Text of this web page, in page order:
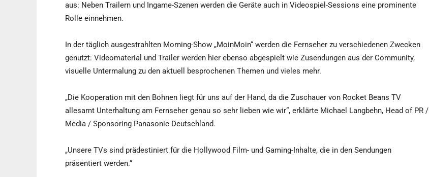
aus: Neben Trailern und Ingame-Szenen werden die Geräte auch in Videospiel-Sessions eine prominente
Rolle einnehmen.
In der täglich ausgestrahlten Morning-Show „MoinMoin“ werden die Fernseher zu verschiedenen Zwecken
genutzt: Videomaterial und Trailer werden hier ebenso abgespielt wie Zusendungen aus der Community,
visuelle Untermalung zu den aktuell besprochenen Themen und vieles mehr.
„Die Kooperation mit den Bohnen liegt für uns auf der Hand, da die Zuschauer von Rocket Beans TV
allesamt Unterhaltung am Fernseher genau so sehr lieben wie wir“, erklärte Michael Langbehn, Head of PR /
Media / Sponsoring Panasonic Deutschland.
„Unsere TVs sind prädestiniert für die Hollywood Film- und Gaming-Inhalte, die in den Sendungen
präsentiert werden.“